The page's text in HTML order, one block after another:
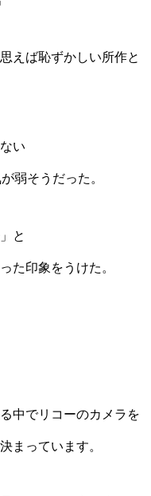
えば恥ずかしい所作と
い
弱そうだった。
と
た印象をうけた。
中でリコーのカメラを
まっています。